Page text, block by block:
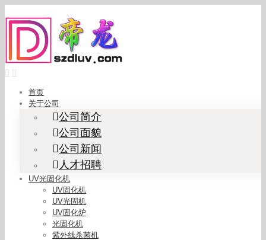
to
content
首页
关于公司
公司简介
公司面貌
公司新闻
人才招聘
UV光固化机
UV固化机
UV光固机
UV固化炉
光固化机
紫外线杀菌机